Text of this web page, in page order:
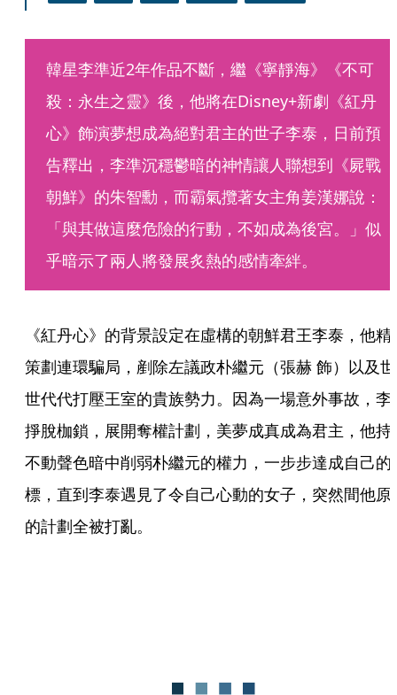
韓星李準近2年作品不斷，繼《寧靜海》《不可
殺：永生之靈》後，他將在Disney+新劇《紅丹
心》飾演夢想成為絕對君主的世子李泰，日前預
告釋出，李準沉穩鬱暗的神情讓人聯想到《屍戰
朝鮮》的朱智勳，而霸氣攬著女主角姜漢娜說：
「與其做這麼危險的行動，不如成為後宮。」似
乎暗示了兩人將發展炙熱的感情牽絆。
《紅丹心》的背景設定在虛構的朝鮮君王李泰，他精
策劃連環騙局，剷除左議政朴繼元（張赫 飾）以及世
世代代打壓王室的貴族勢力。因為一場意外事故，李
掙脫枷鎖，展開奪權計劃，美夢成真成為君主，他持
不動聲色暗中削弱朴繼元的權力，一步步達成自己的
標，直到李泰遇見了令自己心動的女子，突然間他原
的計劃全被打亂。